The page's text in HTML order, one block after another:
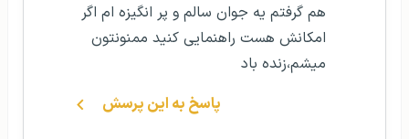
هم گرفتم یه جوان سالم و پر انگیزه ام اگر
امکانش هست راهنمایی کنید ممنونتون
میشم،زنده باد
پاسخ به این پرسش